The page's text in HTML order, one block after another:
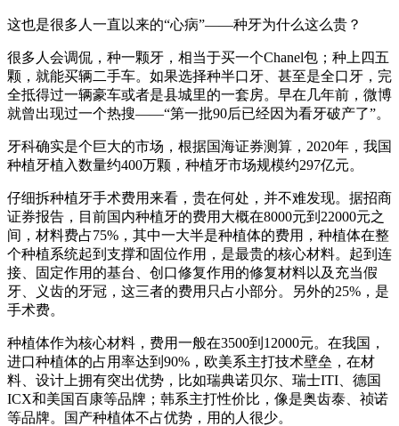
这也是很多人一直以来的“心病”——种牙为什么这么贵？
很多人会调侃，种一颗牙，相当于买一个Chanel包；种上四五
颗，就能买辆二手车。如果选择种半口牙、甚至是全口牙，完
全抵得过一辆豪车或者是县城里的一套房。早在几年前，微博
就曾出现过一个热搜——“第一批90后已经因为看牙破产了”。
牙科确实是个巨大的市场，根据国海证券测算，2020年，我国
种植牙植入数量约400万颗，种植牙市场规模约297亿元。
仔细拆种植牙手术费用来看，贵在何处，并不难发现。据招商
证券报告，目前国内种植牙的费用大概在8000元到22000元之
间，材料费占75%，其中一大半是种植体的费用，种植体在整
个种植系统起到支撑和固位作用，是最贵的核心材料。起到连
接、固定作用的基台、创口修复作用的修复材料以及充当假
牙、义齿的牙冠，这三者的费用只占小部分。另外的25%，是
手术费。
种植体作为核心材料，费用一般在3500到12000元。在我国，
进口种植体的占用率达到90%，欧美系主打技术壁垒，在材
料、设计上拥有突出优势，比如瑞典诺贝尔、瑞士ITI、德国
ICX和美国百康等品牌；韩系主打性价比，像是奥齿泰、祯诺
等品牌。国产种植体不占优势，用的人很少。